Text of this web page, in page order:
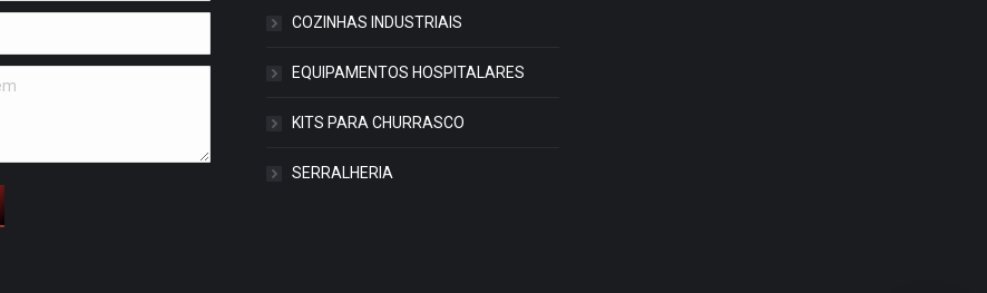
COZINHAS INDUSTRIAIS
EQUIPAMENTOS HOSPITALARES
KITS PARA CHURRASCO
SERRALHERIA